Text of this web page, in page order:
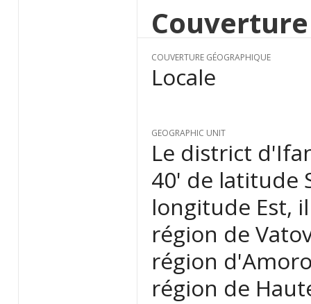
Couverture
COUVERTURE GÉOGRAPHIQUE
Locale
GEOGRAPHIC UNIT
Le district
40' de latitude
longitude Est,
région de
région
région de